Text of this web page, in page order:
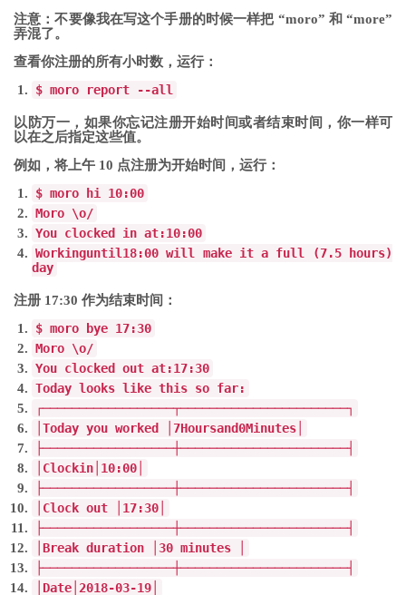
注意：不要像我在写这个手册的时候一样把 “moro” 和 “more”
弄混了。
查看你注册的所有小时数，运行：
$ moro report
--all
以防万一，如果你忘记注册开始时间或者结束时间，你一样可
以在之后指定这些值。
例如，将上午 10 点注册为开始时间，运行：
$ moro hi 10:00
Moro \o/
You clocked in at:10:00
Workinguntil18:00 will makeit a full (7.5hours)
day
注册 17:30 作为结束时间：
$ moro bye 17:30
Moro \o/
You clocked out at:17:30
Today looks like this so far:
┌──────────────────┬───────────────────────┐
Today you worked 7Hoursand0Minutes
├──────────────────┼───────────────────────┤
Clockin 10:00
├──────────────────┼───────────────────────┤
Clock out 17:30
├──────────────────┼───────────────────────┤
Break duration 30 minutes
├──────────────────┼───────────────────────┤
Date 2018-03-19